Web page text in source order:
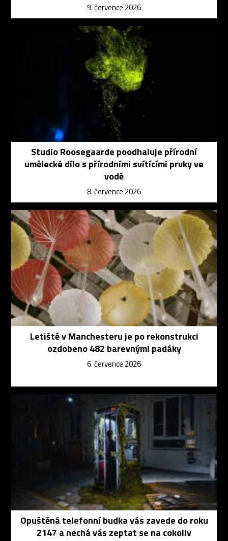
9. července 2026
Studio Roosegaarde poodhaluje přírodní
umělecké dílo s přírodními svítícími prvky ve
vodě
8. července 2026
Letiště v Manchesteru je po rekonstrukci
ozdobeno 482 barevnými padáky
6. července 2026
Opuštěná telefonní budka vás zavede do roku
2147 a nechá vás zeptat se na cokoliv